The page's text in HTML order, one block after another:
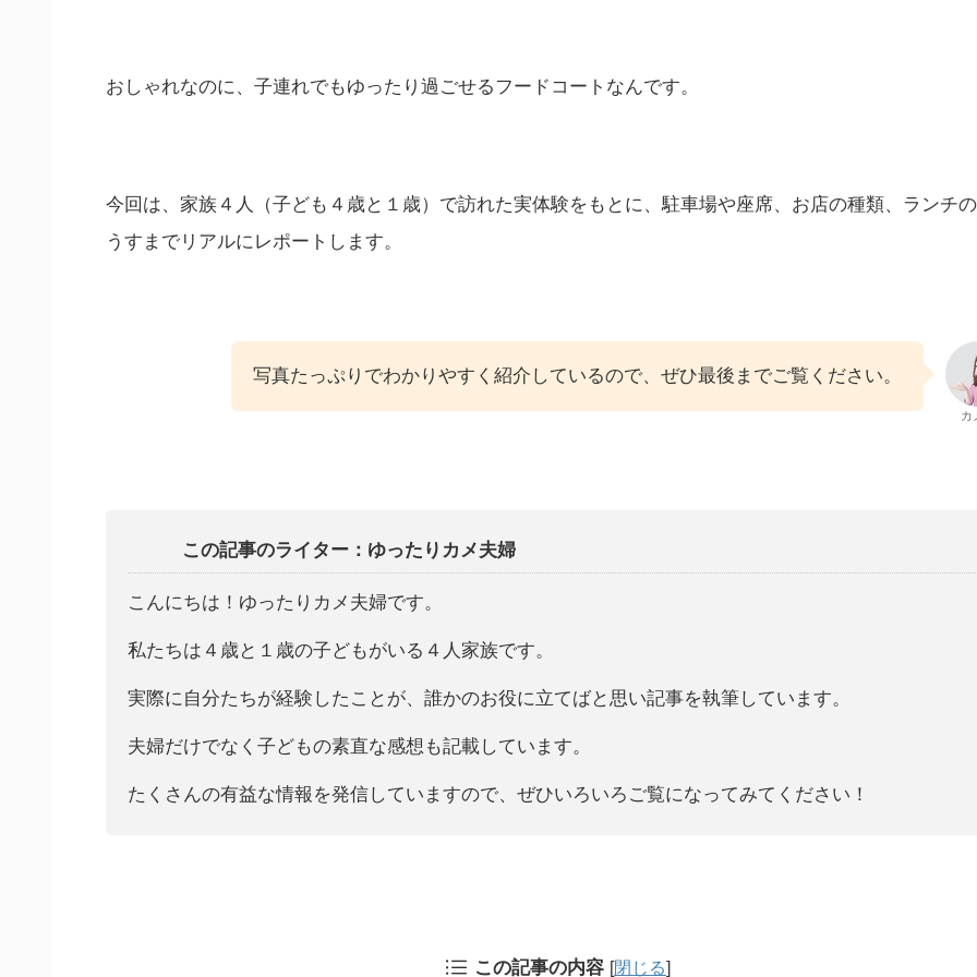
おしゃれなのに、子連れでもゆったり過ごせるフードコートなんです。
今回は、家族４人（子ども４歳と１歳）で訪れた実体験をもとに、駐車場や座席、お店の種類、ランチ
うすまでリアルにレポートします。
写真たっぷりでわかりやすく紹介しているので、ぜひ最後までご覧ください。
カ
この記事のライター：ゆったりカメ夫婦
こんにちは！ゆったりカメ夫婦です。
私たちは４歳と１歳の子どもがいる４人家族です。
実際に自分たちが経験したことが、誰かのお役に立てばと思い記事を執筆しています。
夫婦だけでなく子どもの素直な感想も記載しています。
たくさんの有益な情報を発信していますので、ぜひいろいろご覧になってみてください！
この記事の内容 [閉じる]